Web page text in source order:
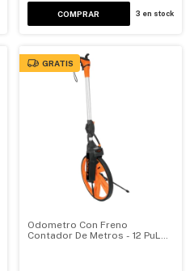
3 en stock
GRATIS
Odometro Con Freno
Contador De Metros - 12 PuLG